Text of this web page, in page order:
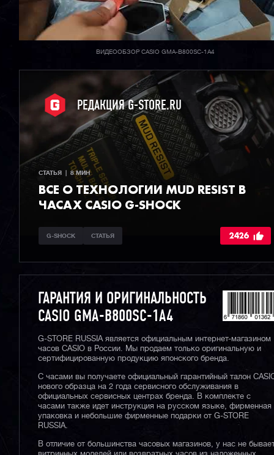
ВИДЕООБЗОР CASIO GMA-B800SC-1A4
РЕДАКЦИЯ G-STORE.RU
СТАТЬЯ  |  8 МИН
ВСЕ О ТЕХНОЛОГИИ MUD RESIST В
ЧАСАХ CASIO G-SHOCK
G-SHOCK СТАТЬЯ 2426
ГАРАНТИЯ И ОРИГИНАЛЬНОСТЬ
CASIO GMA-B800SC-1A4
G-STORE RUSSIA является официальным интернет-магазином
часов CASIO в России. Мы продаем только оригинальную и
сертифицированную продукцию японского бренда.
С часами вы получаете официальный гарантийный талон
нового образца на 2 года сервисного обслуживания в
официальных сервисных центрах бренда. В комплекте с
часами также идет инструкция на русском языке, фирменная
упаковка и небольшие фирменные подарки от G-STORE
RUSSIA.
В отличие от большинства часовых магазинов, у нас не